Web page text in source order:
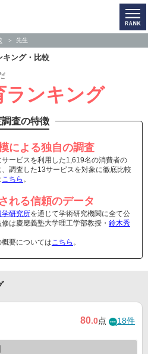
先生
キング・比較
ランキング
査の特徴
による独自の調査
ービスを利用した1,619名の消費者の
調査した13サービスを対象に徹底比較
こちら 。
れる信頼のデータ
学研究所を通じて学術研究機関に全て公
は慶應義塾大学理工学部教授・ 鈴木秀
要についてはこちら 。
80.0点 18件